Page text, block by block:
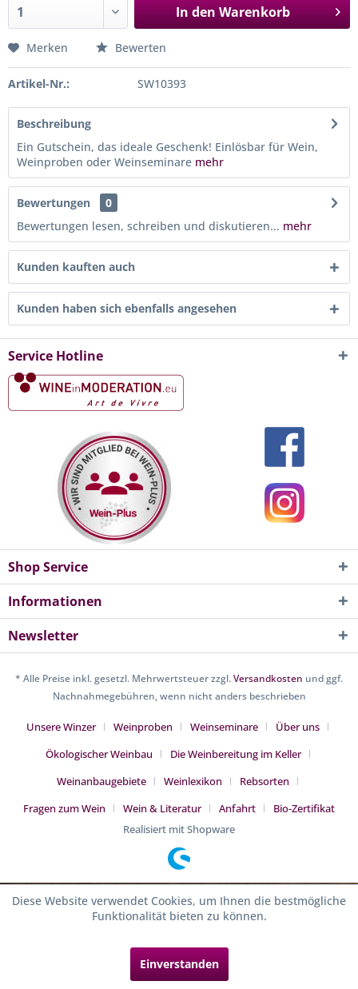
In den Warenkorb
Merken Bewerten
Artikel-Nr.: SW10393
Beschreibung
Ein Gutschein, das ideale Geschenk! Einlösbar für Wein,
Weinproben oder Weinseminare mehr
Bewertungen
0
Bewertungen lesen, schreiben und diskutieren... mehr
Kunden kauften auch
Kunden haben sich ebenfalls angesehen
Service Hotline
Shop Service
Informationen
Newsletter
* Alle Preise inkl. gesetzl. Mehrwertsteuer zzgl.Versandkosten und ggf.
Nachnahmegebühren, wenn nicht anders beschrieben
Unsere Winzer Weinproben Weinseminare
Über uns
Ökologischer Weinbau
Die Weinbereitung im Keller
Weinanbaugebiete
Weinlexikon
Rebsorten
Fragen zum Wein
Wein & Literatur Anfahrt
Bio-Zertifikat
Realisiert mit Shopware
Diese Website verwendet Cookies, um Ihnen die bestmögliche
Funktionalität bieten zu können.
Einverstanden